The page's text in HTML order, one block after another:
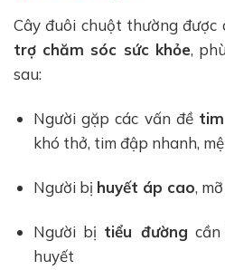
Cây đuôi chuột thường được
trợ chăm sóc sức khỏe,
sau:
Người gặp các vấn đề
khó thở, tim đập nhanh,
Người bị huyết áp cao,
Người bị tiểu đường
huyết